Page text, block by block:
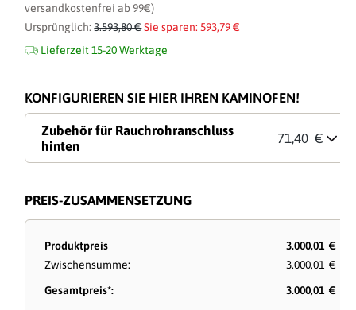
versandkostenfrei ab 99€)
Ursprünglich:3.593,80 €Sie sparen: 593,79 €
Lieferzeit 15-20 Werktage
KONFIGURIEREN SIE HIER IHREN KAMINOFEN!
Zubehör für Rauchrohranschluss
hinten
71,40 €
PREIS-ZUSAMMENSETZUNG
Produktpreis
3.000,01 €
Zwischensumme:
3.000,01 €
Gesamtpreis*:
3.000,01 €